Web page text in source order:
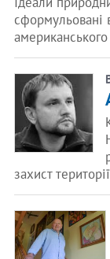
сформульовані
захист